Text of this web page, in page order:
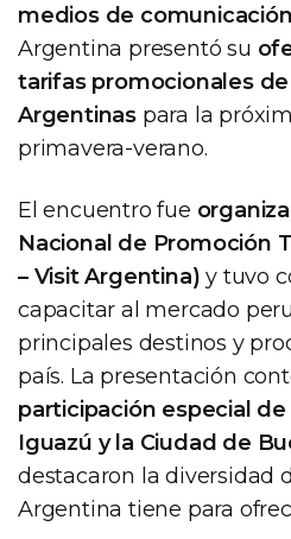
medios de
Argentina presentó su
tarifas promocionales
Argentinas para la
primavera-verano.
El encuentro fue
Nacional de Promoción
– Visit Argentina) y tuvo
capacitar al mercado
principales destinos y
país. La presentación
participación especial
Iguazú y la Ciudad de
destacaron la diversidad
Argentina tiene para